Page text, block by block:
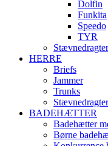
Dolfin
Funkita
Speedo
TYR
Stævnedragter
HERRE
Briefs
Jammer
Trunks
Stævnedragter
BADEHÆTTER
Badehætter
Børne